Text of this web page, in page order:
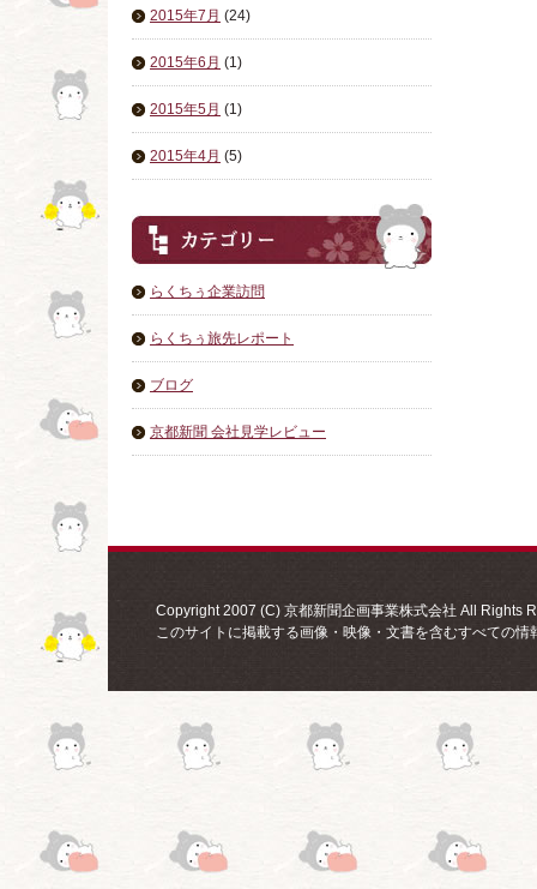
2015年7月 (24)
2015年6月 (1)
2015年5月 (1)
2015年4月 (5)
らくちぅ企業訪問
らくちぅ旅先レポート
ブログ
京都新聞 会社見学レビュー
Copyright 2007 (C) 京都新聞企画事業株式会社 All Rights
このサイトに掲載する画像・映像・文書を含むすべての